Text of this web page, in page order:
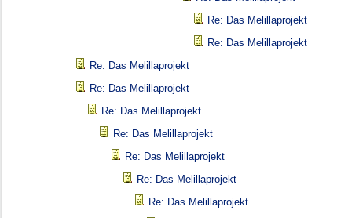
Re: Das Melillaprojekt
Re: Das Melillaprojekt
Re: Das Melillaprojekt
Re: Das Melillaprojekt
Re: Das Melillaprojekt
Re: Das Melillaprojekt
Re: Das Melillaprojekt
Re: Das Melillaprojekt
Re: Das Melillaprojekt